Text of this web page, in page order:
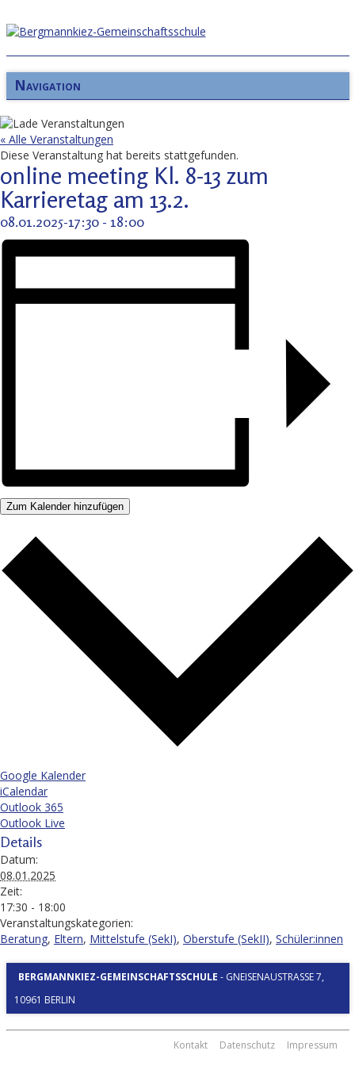
Navigation
« Alle Veranstaltungen
Diese Veranstaltung hat bereits stattgefunden.
online meeting Kl. 8-13 zum
Karrieretag am 13.2.
08.01.2025-17:30 - 18:00
Zum Kalender hinzufügen
Google Kalender
iCalendar
Outlook 365
Outlook Live
Details
Datum:
08.01.2025
Zeit:
17:30 - 18:00
Veranstaltungskategorien:
Beratung, Eltern, Mittelstufe (SekI), Oberstufe (SekII), Schüler:innen
BERGMANNKIEZ-GEMEINSCHAFTSSCHULE - GNEISENAUSTRASSE 7, 1
0961 BERLIN
Kontakt Datenschutz Impressum